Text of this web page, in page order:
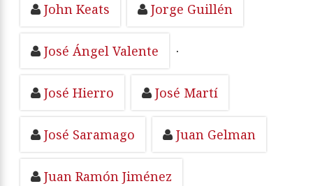
John Keats Jorge Guillén
José Ángel Valente ·
José Hierro José Martí
José Saramago Juan Gelman
Juan Ramón Jiménez